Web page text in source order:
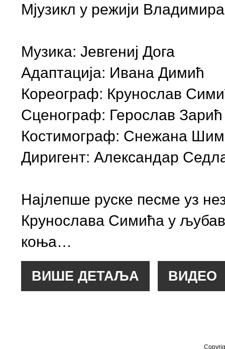
Мјузикл у режији
Музика: Јевгениј Дога
Адаптација: Ивана Димић
Кореограф: Крунослав
Сценограф: Герослав Зарић
Костимограф: Снежана
Диригент: Александар
Најлепше руске песме уз
Крунослава Симића у
коња…